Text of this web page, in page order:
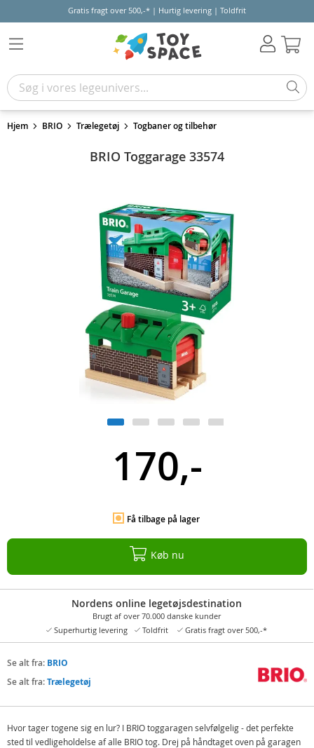
Gratis fragt over 500,-* | Hurtig levering | Toldfrit
Hjem BRIO Trælegetøj Togbaner og tilbehør
BRIO Toggarage 33574
170,-
Få tilbage på lager
Køb nu
Nordens online legetøjsdestination
Brugt af over 70.000 danske kunder
Superhurtig levering
Toldfrit Gratis fragt over 500,-*
Se alt fra: BRIO
Se alt fra:Trælegetøj
Hvor tager togene sig en lur? I BRIO toggaragen selvfølgelig - det perfekte
sted til vedligeholdelse af alle BRIO tog. Drej på håndtaget oven på garagen